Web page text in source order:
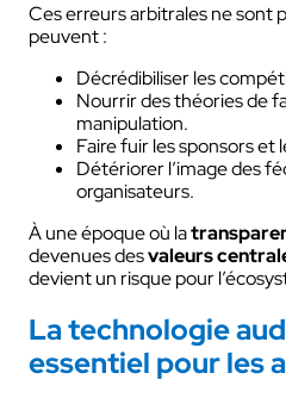
Ces erreurs arbitrales ne sont
peuvent :
Décrédibiliser les
Nourrir des théories de
manipulation.
Faire fuir les sponsors et
Détériorer l’image des
organisateurs.
À une époque où la
devenues desvaleurs
devient un risque pour
La technologie
essentiel pour les